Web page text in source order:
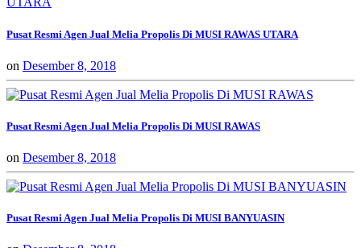
Pusat Resmi Agen Jual Melia Propolis Di MUSI RAWAS UTARA
on Desember 8, 2018
Pusat Resmi Agen Jual Melia Propolis Di MUSI RAWAS
on Desember 8, 2018
Pusat Resmi Agen Jual Melia Propolis Di MUSI BANYUASIN